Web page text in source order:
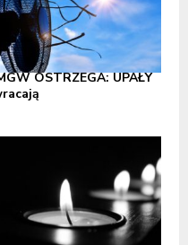
OSTRZEGA: UPAŁY